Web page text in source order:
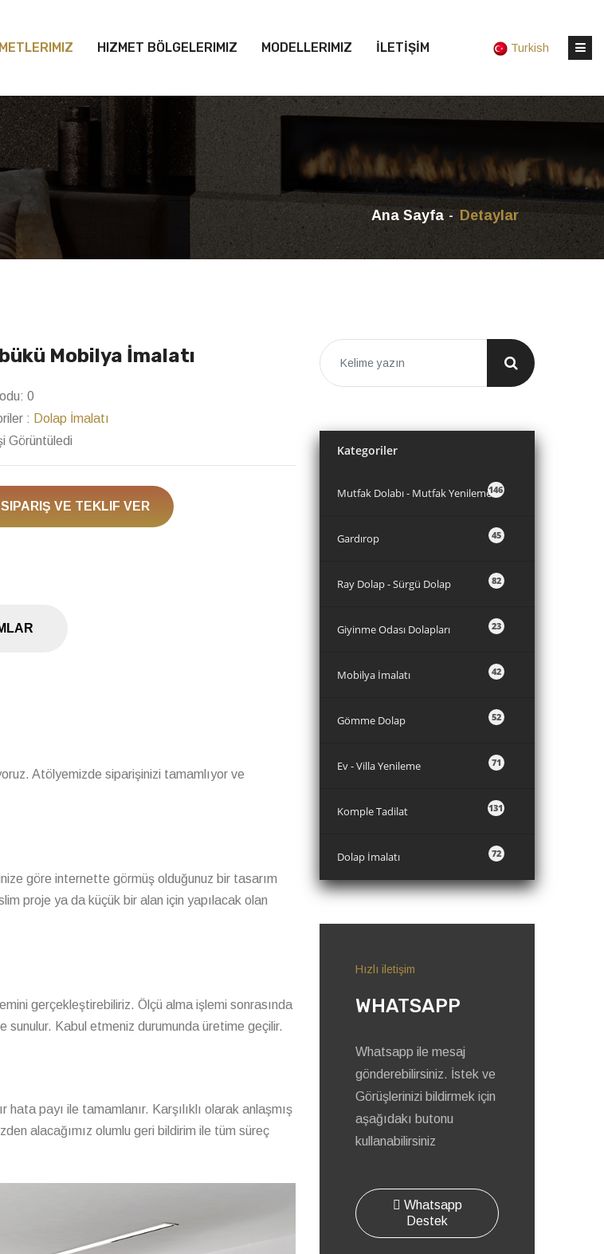
HIZMET BÖLGELERIMIZ MODELLERIMIZ İLETİŞİM Turkish
Ana Sayfa Detaylar
Mobilya İmalatı
0
: Dolap İmalatı
Görüntüledi
SIPARIŞ VE TEKLIF VER
Atölyemizde siparişinizi tamamlıyor ve
göre internette görmüş olduğunuz bir tasarım
proje ya da küçük bir alan için yapılacak olan
gerçekleştirebiliriz. Ölçü alma işlemi sonrasında
sunulur. Kabul etmeniz durumunda üretime geçilir.
payı ile tamamlanır. Karşılıklı olarak anlaşmış
alacağımız olumlu geri bildirim ile tüm süreç
Kategoriler
146
Mutfak Dolabı - Mutfak Yenileme
45
Gardırop
82
Ray Dolap - Sürgü Dolap
23
Giyinme Odası Dolapları
42
Mobilya İmalatı
52
Gömme Dolap
71
Ev - Villa Yenileme
131
Komple Tadilat
72
Dolap İmalatı
Hızlı iletişim
WHATSAPP
Whatsapp ile mesaj
gönderebilirsiniz. İstek ve
Görüşlerinizi bildirmek için
aşağıdakı butonu
kullanabilirsiniz
Whatsapp
Destek